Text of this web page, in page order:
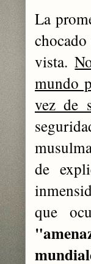
La
vista.
mundo
vez de
de
que